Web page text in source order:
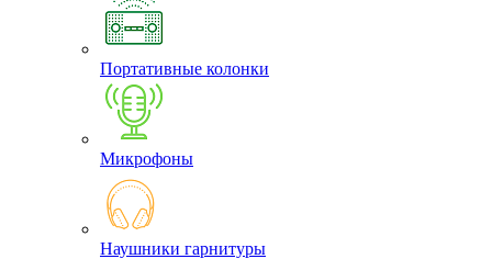
Портативные колонки
Микрофоны
Наушники гарнитуры